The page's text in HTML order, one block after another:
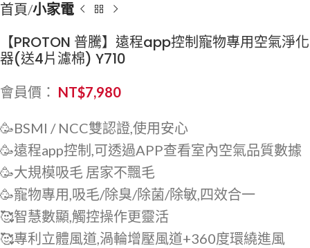
首頁 小家電
【PROTON 普騰】遠程app控制寵物專用空氣淨化
器(送4片濾棉) Y710
會員價： NT$7,980
🥳BSMI / NCC雙認證,使用安心
🥳遠程app控制,可透過APP查看室內空氣品質數據
🥳大規模吸毛 居家不飄毛
🥳寵物專用,吸毛/除臭/除菌/除敏,四效合一
🥰智慧數顯,觸控操作更靈活
🥰專利立體風道,渦輪增壓風道+360度環繞進風